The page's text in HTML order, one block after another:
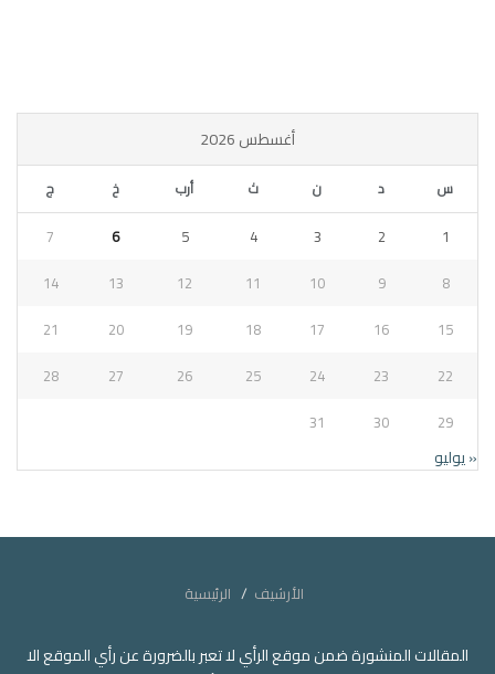
أغسطس 2026
س د ن ث أرب خ ج
1
2
3
4
5
6
7
8
9
10
11
12
13
14
15
16
17
18
19
20
21
22
23
24
25
26
27
28
29
30
31
« يوليو
الأرشيف الرئيسية
المقالات المنشورة ضمن موقع الرأي لا تعبر بالضرورة عن رأي الموقع الا